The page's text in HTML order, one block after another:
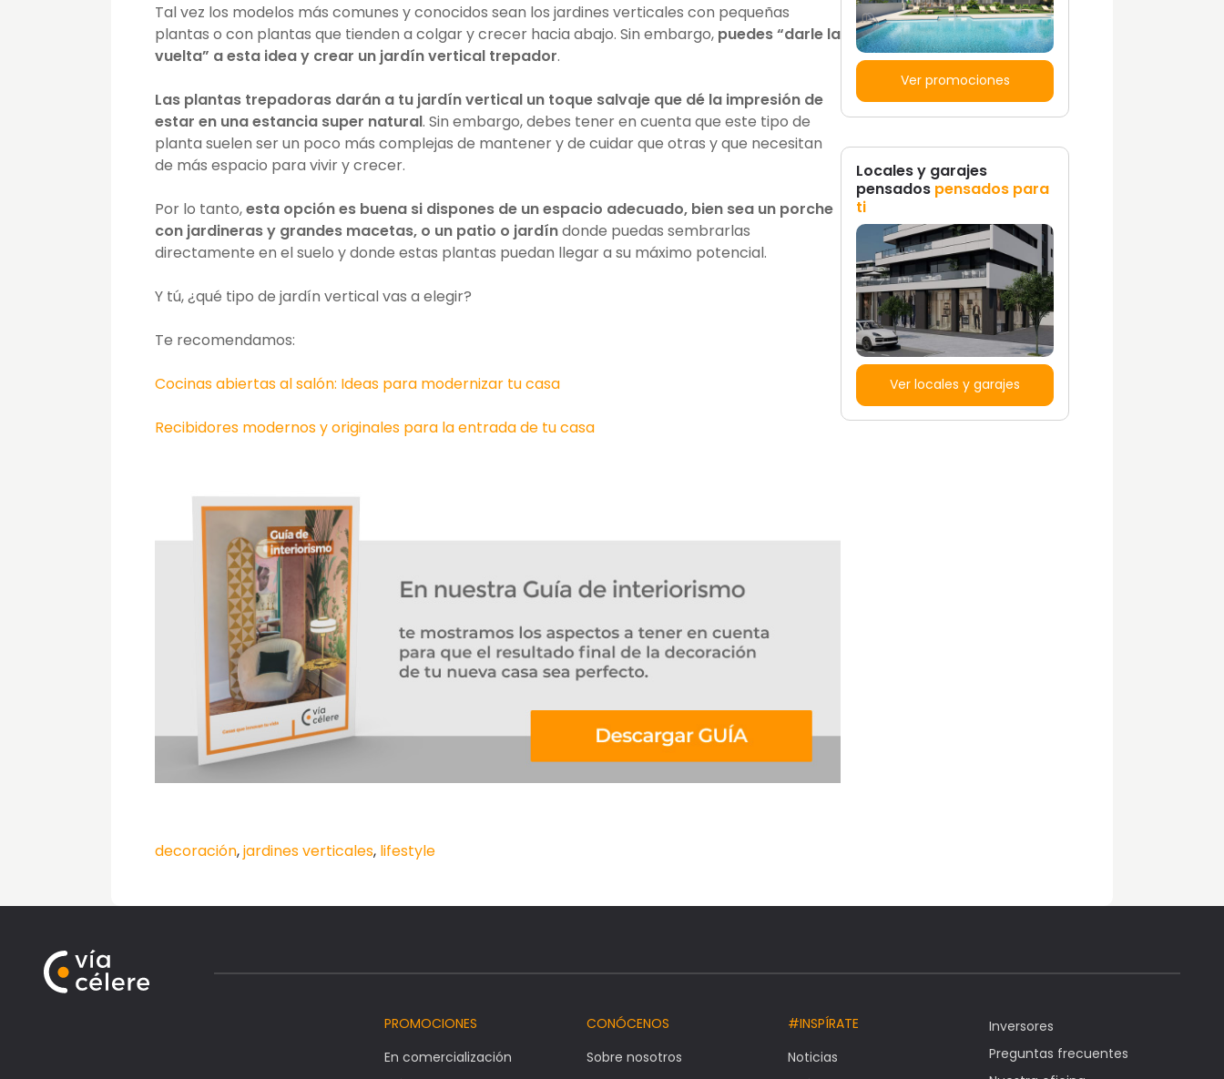
Tal vez los modelos más comunes y conocidos sean los jardines verticales con pequeñas
plantas o con plantas que tienden a colgar y crecer hacia abajo. Sin embargo, puedes “darle la
vuelta” a esta idea y crear un jardín vertical trepador.
Las plantas trepadoras darán a tu jardín vertical un toque salvaje que dé la impresión de
estar en una estancia super natural. Sin embargo, debes tener en cuenta que este tipo de
planta suelen ser un poco más complejas de mantener y de cuidar que otras y que necesitan
de más espacio para vivir y crecer.
Por lo tanto,esta opción es buena si dispones de un espacio adecuado, bien sea un porche
con jardineras y grandes macetas, o un patio o jardíndonde puedas sembrarlas
directamente en el suelo y donde estas plantas puedan llegar a su máximo potencial.
Y tú, ¿qué tipo de jardín vertical vas a elegir?
Te recomendamos:
Cocinas abiertas al salón: Ideas para modernizar tu casa
Recibidores modernos y originales para la entrada de tu casa
decoración,jardines verticales, lifestyle
Ver promociones
Locales y garajes
pensados pensados para
ti
Ver locales y garajes
PROMOCIONES
En comercialización
CONÓCENOS
Sobre nosotros
#INSPÍRATE
Noticias
Inversores
Preguntas frecuentes